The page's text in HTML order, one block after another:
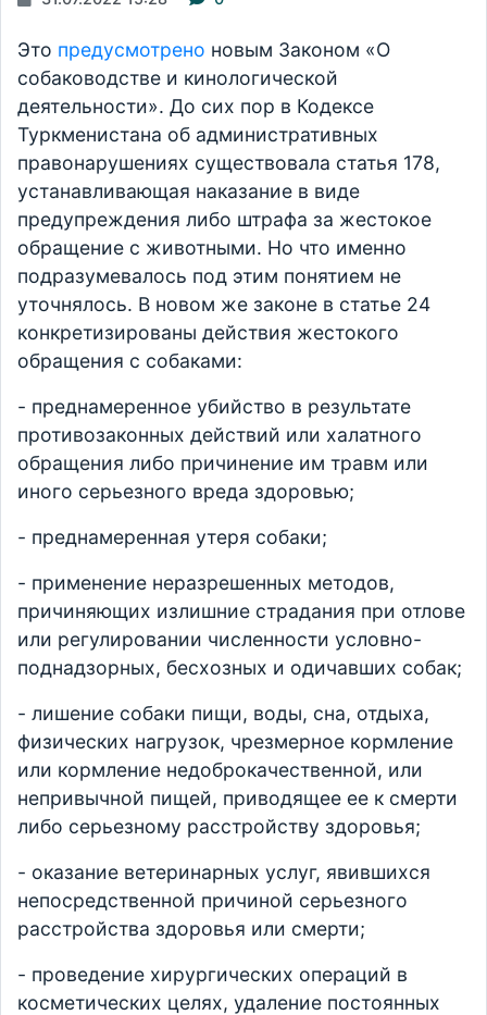
Это предусмотрено новым Законом «О
собаководстве и кинологической
деятельности». До сих пор в Кодексе
Туркменистана об административных
правонарушениях существовала статья 178,
устанавливающая наказание в виде
предупреждения либо штрафа за жестокое
обращение с животными. Но что именно
подразумевалось под этим понятием не
уточнялось. В новом же законе в статье 24
конкретизированы действия жестокого
обращения с собаками:
- преднамеренное убийство в результате
противозаконных действий или халатного
обращения либо причинение им травм или
иного серьезного вреда здоровью;
- преднамеренная утеря собаки;
- применение неразрешенных методов,
причиняющих излишние страдания при отлове
или регулировании численности условно-
поднадзорных, бесхозных и одичавших собак;
- лишение собаки пищи, воды, сна, отдыха,
физических нагрузок, чрезмерное кормление
или кормление недоброкачественной, или
непривычной пищей, приводящее ее к смерти
либо серьезному расстройству здоровья;
- оказание ветеринарных услуг, явившихся
непосредственной причиной серьезного
расстройства здоровья или смерти;
- проведение хирургических операций в
косметических целях, удаление постоянных